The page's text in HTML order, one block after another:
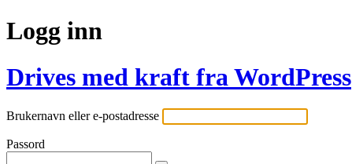
Logg inn
Drives med kraft fra WordPress
Brukernavn eller e-postadresse
Passord